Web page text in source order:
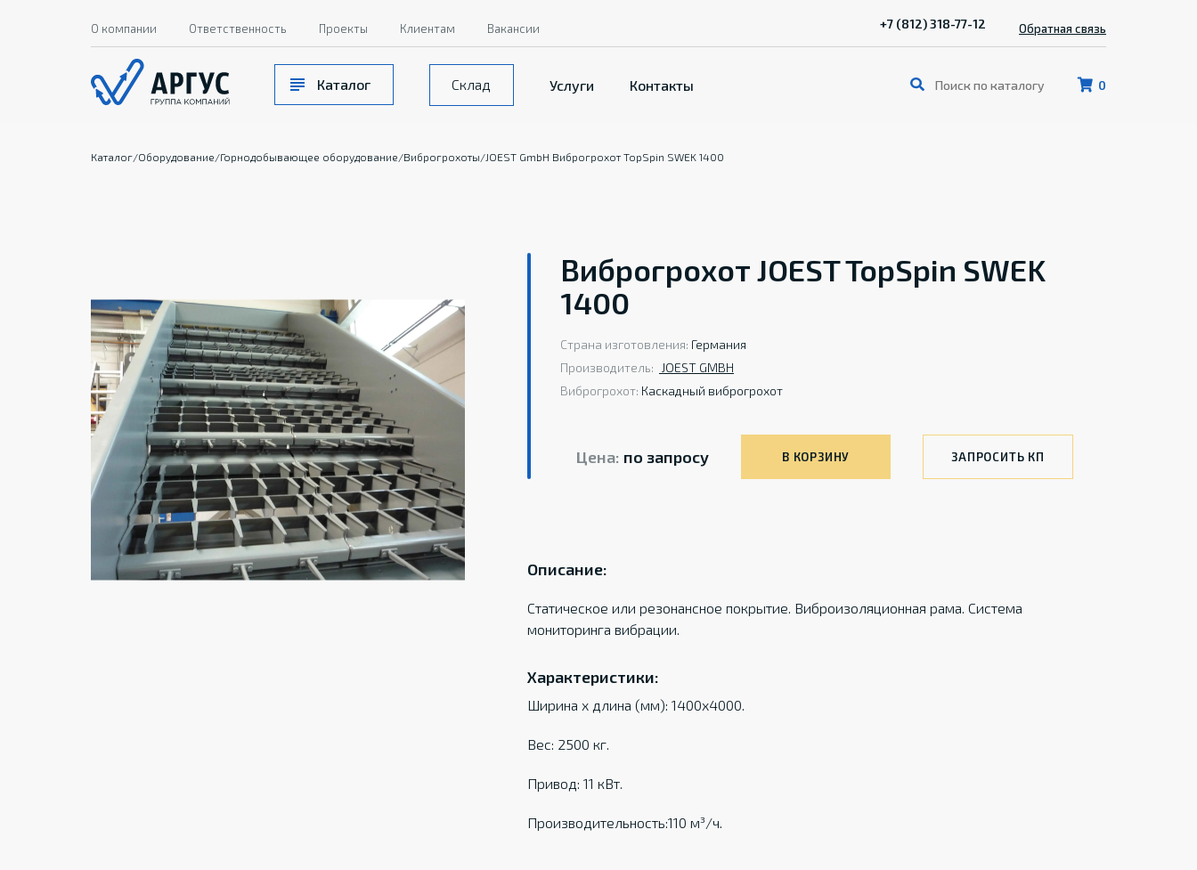
0
Каталог Склад Услуги Контакты
О компании Ответственность Проекты Клиентам Вакансии +7 (812) 318-77-12 Обратная связь
Каталог/Оборудование/Горнодобывающее оборудование/Виброгрохоты/JOEST GmbH Виброгрохот TopSpin SWEK 1400
Виброгрохот JOEST TopSpin SWEK
1400
Страна изготовления: Германия
Производитель:
JOEST GMBH
Виброгрохот: Каскадный виброгрохот
Цена: по запросу В КОРЗИНУ ЗАПРОСИТЬ КП
Описание:
Статическое или резонансное покрытие. Виброизоляционная рама. Система
мониторинга вибрации.
Характеристики:
Ширина х длина (мм): 1400х4000.
Вес: 2500 кг.
Привод: 11 кВт.
Производительность:110 м³/ч.